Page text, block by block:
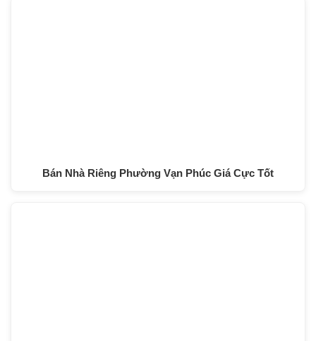
Bán Nhà Riêng Phường Vạn Phúc Giá Cực Tốt